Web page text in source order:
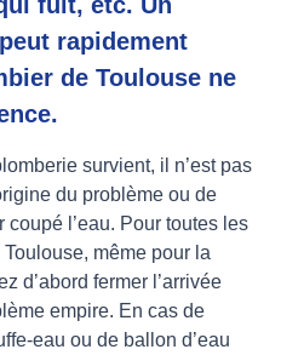
rapidement
de Toulouse ne
survient, il n’est pas
du problème ou de
l’eau. Pour toutes les
même pour la
d’abord fermer l’arrivée
empire. En cas de
eau ou de ballon d’eau